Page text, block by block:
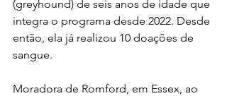
(greyhound) de seis anos de idade que
integra o programa desde 2022. Desde
então, ela já realizou 10 doações de
sangue.
Moradora de Romford, em Essex, ao